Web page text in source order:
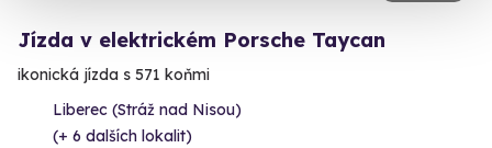
Jízda v elektrickém Porsche Taycan
ikonická jízda s 571 koňmi
Liberec (Stráž nad Nisou)
(+ 6 dalších lokalit)